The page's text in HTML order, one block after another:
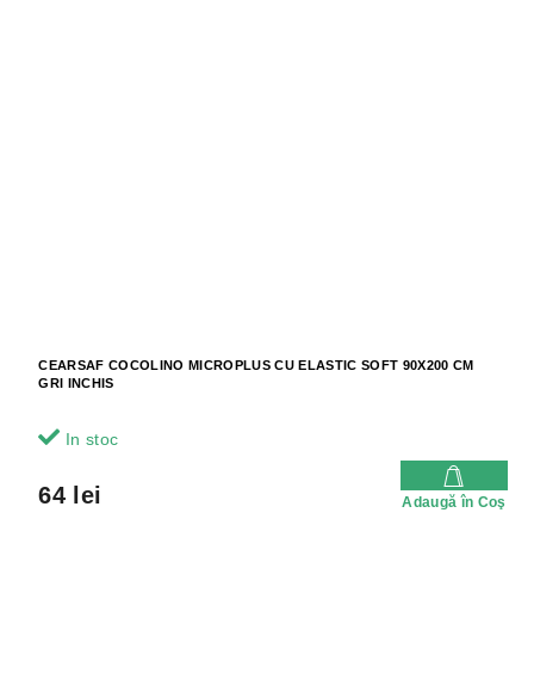
CEARSAF COCOLINO MICROPLUS CU ELASTIC SOFT 90X200 CM
GRI INCHIS
In stoc
64 lei Adaugă în Coş